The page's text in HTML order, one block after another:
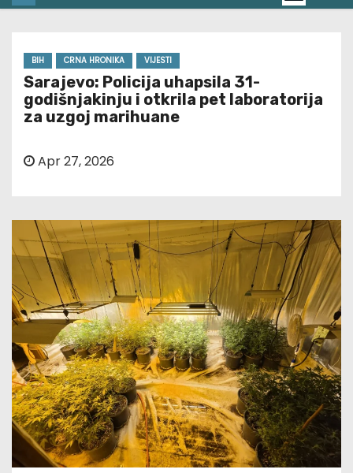
BIH CRNA HRONIKA VIJESTI
Sarajevo: Policija uhapsila 31-
godišnjakinju i otkrila pet laboratorija
za uzgoj marihuane
Apr 27, 2026